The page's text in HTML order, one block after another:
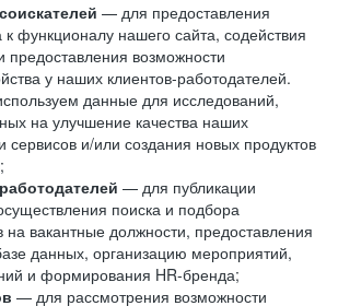
— для предоставления
к функционалу нашего сайта, содействия
предоставления возможности
у наших клиентов-работодателей.
данные для исследований,
на улучшение качества наших
сервисов и/или создания новых продуктов
— для публикации
поиска и подбора
на вакантные должности, предоставления
данных, организацию мероприятий,
и формирования HR-бренда;
— для рассмотрения возможности